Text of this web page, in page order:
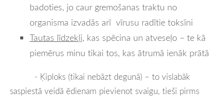
badoties, jo caur gremošanas traktu no
organisma izvadās arī vīrusu radītie toksīni
Tautas līdzekļi, kas spēcina un atveseļo – te kā
piemērus minu tikai tos, kas ātrumā ienāk prātā
- Ķiploks (tikai nebāzt degunā) – to vislabāk
saspiestā veidā ēdienam pievienot svaigu, tieši pirms